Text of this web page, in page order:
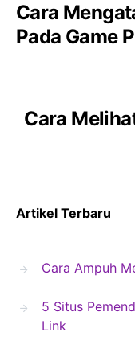
Cara
Pada Game
Cara
Artikel Terbaru
Cara Ampuh
5 Situs
Link